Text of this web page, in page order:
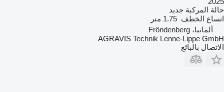
حالة المركبة جديد
اتساع الخطف 1.75 متر
ألمانيا، Fröndenberg
AGRAVIS Technik Lenne-Lippe GmbH
الاتصال بالبائع